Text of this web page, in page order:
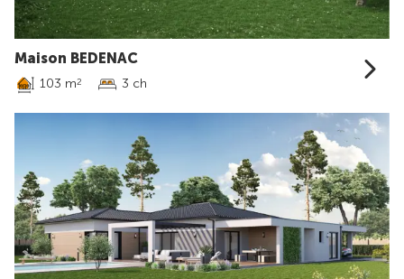
Maison BEDENAC
103 m2 3 ch